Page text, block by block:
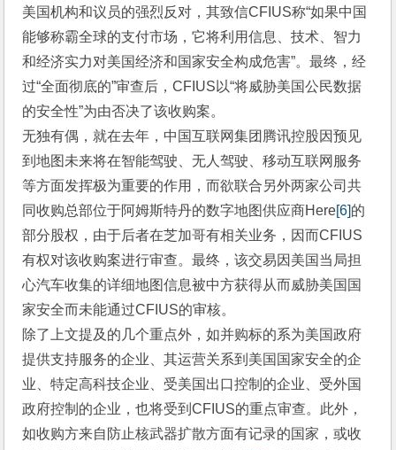
美国机构和议员的强烈反对，其致信CFIUS称“如果中国
能够称霸全球的支付市场，它将利用信息、技术、智力
和经济实力对美国经济和国家安全构成危害”。最终，经
过“全面彻底的”审查后，CFIUS以“将威胁美国公民数据
的安全性”为由否决了该收购案。
无独有偶，就在去年，中国互联网集团腾讯控股因预见
到地图未来将在智能驾驶、无人驾驶、移动互联网服务
等方面发挥极为重要的作用，而欲联合另外两家公司共
同收购总部位于阿姆斯特丹的数字地图供应商Here[6]的
部分股权，由于后者在芝加哥有相关业务，因而CFIUS
有权对该收购案进行审查。最终，该交易因美国当局担
心汽车收集的详细地图信息被中方获得从而威胁美国国
家安全而未能通过CFIUS的审核。
除了上文提及的几个重点外，如并购标的系为美国政府
提供支持服务的企业、其运营关系到美国国家安全的企
业、特定高科技企业、受美国出口控制的企业、受外国
政府控制的企业，也将受到CFIUS的重点审查。此外，
如收购方来自防止核武器扩散方面有记录的国家，或收